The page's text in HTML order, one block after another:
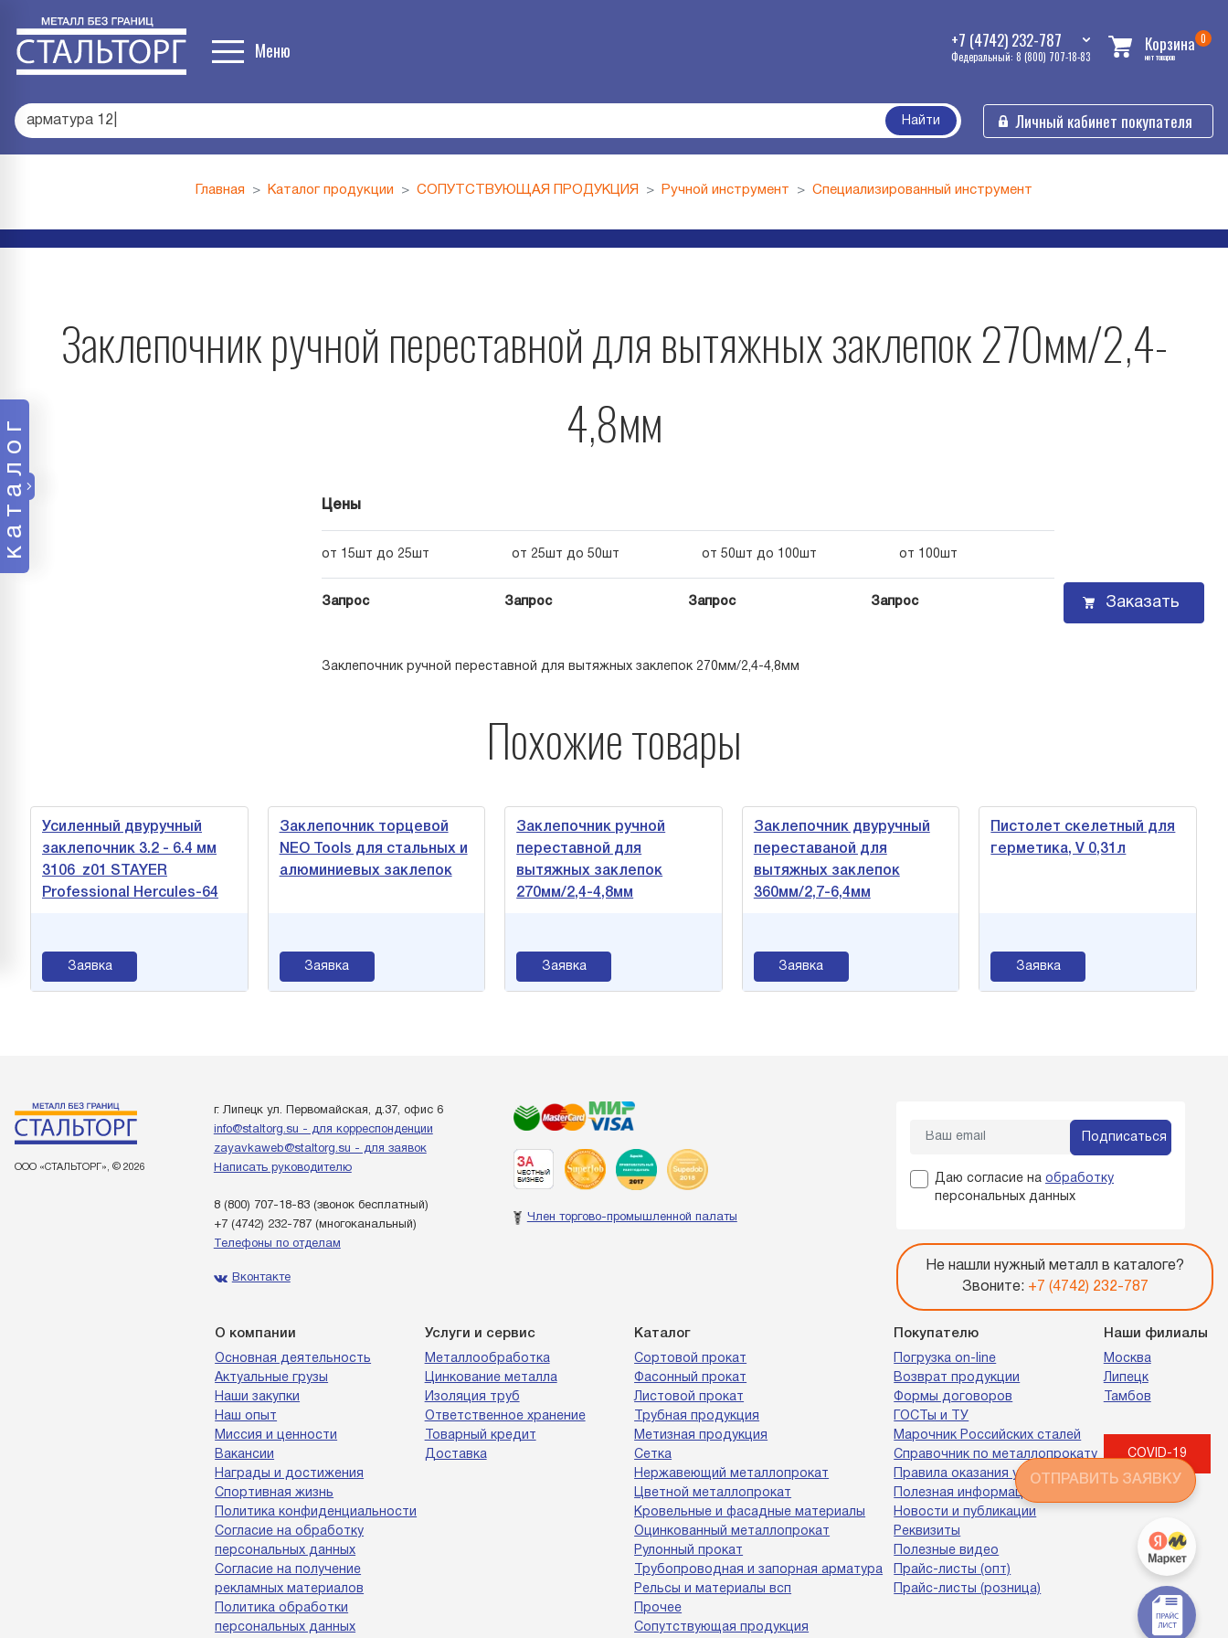
Меню +7 (4742) 232-787
Федеральный: 8 (800) 707-18-83
Корзина 0
нет товаров
арматура 12 Найти Личный кабинет покупателя
каталог
Главная Каталог продукции СОПУТСТВУЮЩАЯ ПРОДУКЦИЯ Ручной инструмент Специализированный инструмент
Заклепочник ручной переставной для вытяжных заклепок 270мм/2,4-
4,8мм
Цены
от 15шт до 25шт от 25шт до 50шт от 50шт до 100шт от 100шт
Запрос Запрос Запрос Запрос Заказать
Заклепочник ручной переставной для вытяжных заклепок 270мм/2,4-4,8мм
Похожие товары
Усиленный двуручный
заклепочник 3.2 - 6.4 мм
3106_z01 STAYER
Professional Hercules-64
Заявка
Заклепочник торцевой
NEO Tools для стальных и
алюминиевых заклепок
Заявка
Заклепочник ручной
переставной для
вытяжных заклепок
270мм/2,4-4,8мм
Заявка
Заклепочник двуручный
переставаной для
вытяжных заклепок
360мм/2,7-6,4мм
Заявка
Пистолет скелетный для
герметика, V 0,31л
Заявка
ООО «СТАЛЬТОРГ», © 2026
г. Липецк ул. Первомайская, д.37, офис 6
info@staltorg.su - для корреспонденции
zayavkaweb@staltorg.su - для заявок
Написать руководителю
8 (800) 707-18-83(звонок бесплатный)
+7 (4742) 232-787(многоканальный)
Телефоны по отделам
Вконтакте
О компании
Основная деятельность
Актуальные грузы
Наши закупки
Наш опыт
Миссия и ценности
Вакансии
Награды и достижения
Спортивная жизнь
Политика конфиденциальности
Согласие на обработку
персональных данных
Согласие на получение
рекламных материалов
Политика обработки
персональных данных
Услуги и сервис
Металлообработка
Цинкование металла
Изоляция труб
Ответственное хранение
Товарный кредит
Доставка
Каталог
Сортовой прокат
Фасонный прокат
Листовой прокат
Трубная продукция
Метизная продукция
Сетка
Нержавеющий металлопрокат
Цветной металлопрокат
Кровельные и фасадные материалы
Оцинкованный металлопрокат
Рулонный прокат
Трубопроводная и запорная арматура
Рельсы и материалы всп
Прочее
Сопутствующая продукция
Покупателю
Погрузка on-line
Возврат продукции
Формы договоров
ГОСТы и ТУ
Марочник Российских сталей
Справочник по металлопрокату
Правила оказания услуг
Полезная информация
Новости и публикации
Реквизиты
Полезные видео
Прайс-листы (опт)
Прайс-листы (розница)
Наши филиалы
Москва
Липецк
Тамбов
COVID-19
Подписаться
Даю согласие на обработку
персональных данных
Не нашли нужный металл в каталоге?
Звоните: +7 (4742) 232-787
Член торгово-промышленной палаты
ОТПРАВИТЬ ЗАЯВКУ